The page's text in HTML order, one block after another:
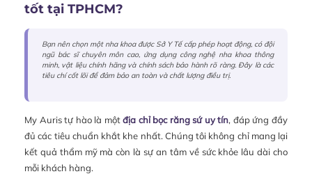
tốt tại TPHCM?
Bạn nên chọn một nha khoa được Sở Y Tế cấp phép hoạt động, có đội
ngũ bác sĩ chuyên môn cao, ứng dụng công nghệ nha khoa thông
minh, vật liệu chính hãng và chính sách bảo hành rõ ràng. Đây là các
tiêu chí cốt lõi để đảm bảo an toàn và chất lượng điều trị.
My Auris tự hào là mộtđịa chỉ bọc răng sứ uy tín, đáp ứng đầy
đủ các tiêu chuẩn khắt khe nhất. Chúng tôi không chỉ mang lại
kết quả thẩm mỹ mà còn là sự an tâm về sức khỏe lâu dài cho
mỗi khách hàng.